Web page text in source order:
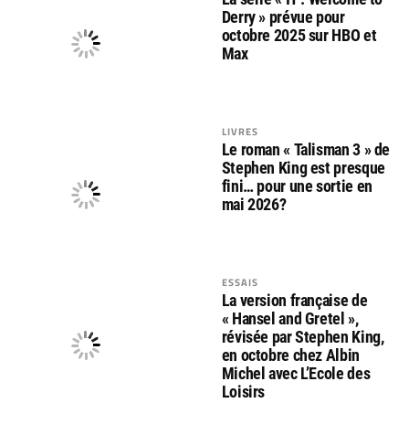
Derry » prévue pour
octobre 2025 sur HBO et
Max
LIVRES
Le roman « Talisman 3 » de
Stephen King est presque
fini… pour une sortie en
mai 2026?
ESSAIS
La version française de
« Hansel and Gretel »,
révisée par Stephen King,
en octobre chez Albin
Michel avec L’Ecole des
Loisirs